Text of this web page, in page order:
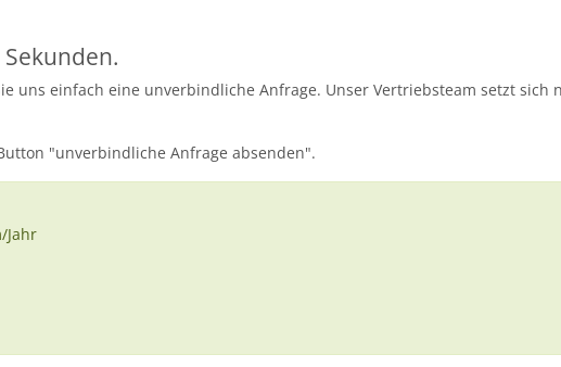
uns einfach eine unverbindliche Anfrage. Unser Vertriebsteam setzt sich
"unverbindliche Anfrage absenden".
Jahr